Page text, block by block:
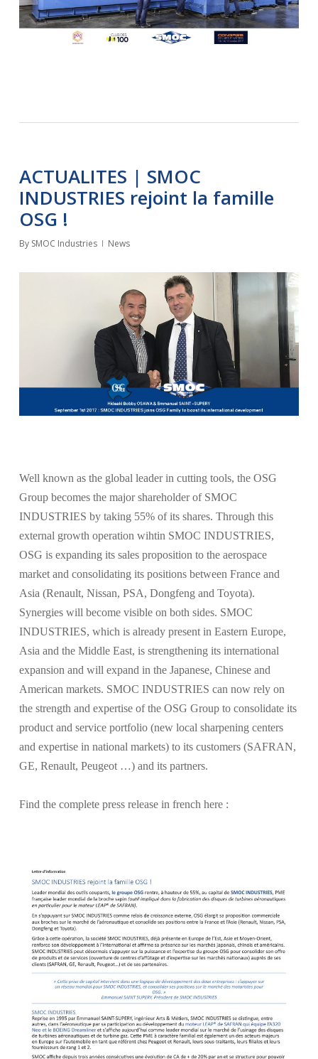
ACTUALITES | SMOC
INDUSTRIES rejoint la famille
OSG !
By SMOC Industries News
Well known as the global leader in cutting tools, the OSG
Group becomes the major shareholder of SMOC
INDUSTRIES by taking 55% of its shares. Through this
external growth operation wihtin SMOC INDUSTRIES,
OSG is expanding its sales proposition to the aerospace
market and consolidating its positions between France and
Asia (Renault, Nissan, PSA, Dongfeng and Toyota).
Synergies will become visible on both sides. SMOC
INDUSTRIES, which is already present in Eastern Europe,
Asia and the Middle East, is strengthening its international
expansion and will expand in the Japanese, Chinese and
American markets. SMOC INDUSTRIES can now rely on
the strength and expertise of the OSG Group to consolidate its
product and service portfolio (new local sharpening centers
and expertise in national markets) to its customers (SAFRAN,
GE, Renault, Peugeot …) and its partners.
Find the complete press release in french here :